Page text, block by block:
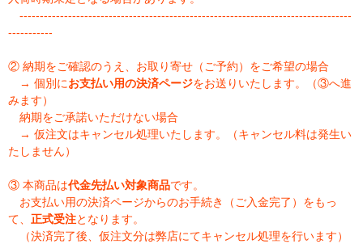
----------------------------------------------------------------------------------
-----------
② 納期をご確認のうえ、お取り寄せ（ご予約）をご希望の場合
→ 個別にお支払い用の決済ページをお送りいたします。（③へ進
みます）
納期をご承諾いただけない場合
→ 仮注文はキャンセル処理いたします。（キャンセル料は発生い
たしません）
③ 本商品は代金先払い対象商品です。
お支払い用の決済ページからのお手続き（ご入金完了）をもっ
て、 正式受注となります。
（決済完了後、仮注文分は弊店にてキャンセル処理を行います）